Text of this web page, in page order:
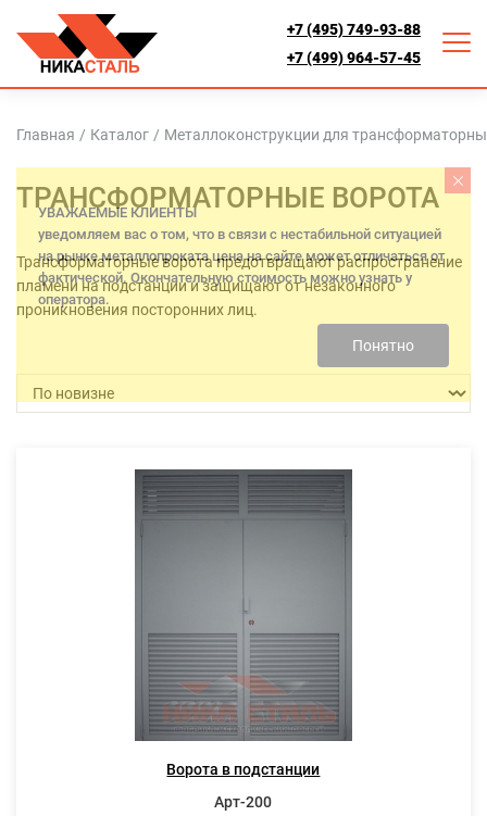
+7 (495) 749-93-88
+7 (499) 964-57-45
Главная / Каталог / Металлоконструкции для
ТРАНСФОРМАТОРНЫЕ ВОРОТА
Трансформаторные ворота предотвращают распространение
пламени на подстанции и защищают от незаконного
проникновения посторонних лиц.
Ворота в подстанции
Арт-200